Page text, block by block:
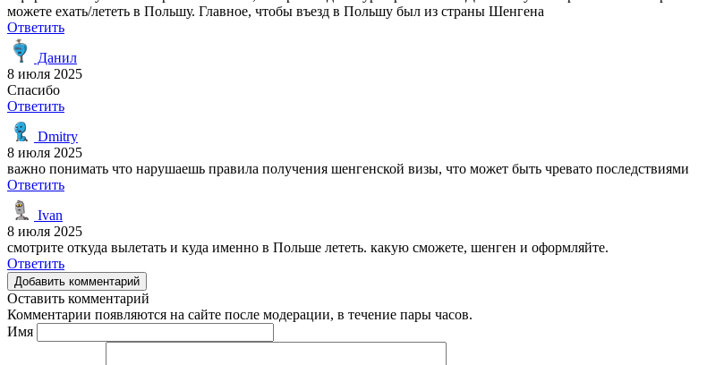
можете ехать/лететь в Польшу. Главное, чтобы въезд в Польшу был из страны Шенгена
Ответить
Данил
8 июля 2025
Спасибо
Ответить
Dmitry
8 июля 2025
важно понимать что нарушаешь правила получения шенгенской визы, что может быть чревато последствиями
Ответить
Ivan
8 июля 2025
смотрите откуда вылетать и куда именно в Польше лететь. какую сможете, шенген и оформляйте.
Ответить
Добавить комментарий
Оставить комментарий
Комментарии появляются на сайте после модерации, в течение пары часов.
Имя